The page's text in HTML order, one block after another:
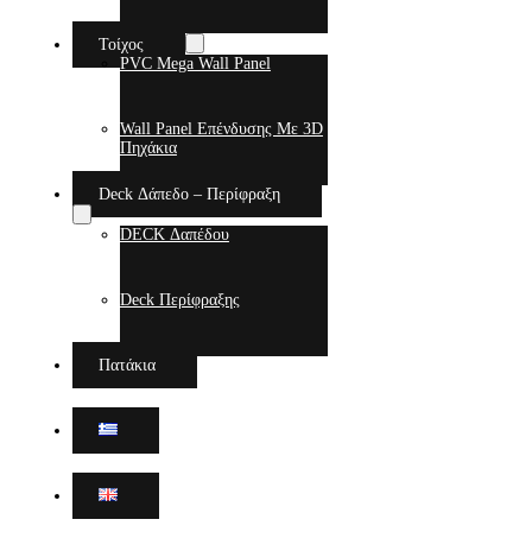
Τοίχος
PVC Mega Wall Panel
Wall Panel Επένδυσης Με 3D
Πηχάκια
Deck Δάπεδο – Περίφραξη
DECK Δαπέδου
Deck Περίφραξης
Πατάκια